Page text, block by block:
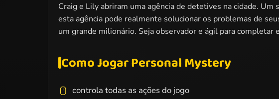
Craig e Lily abriram uma agência de detetives na cidade.
esta agência pode realmente solucionar os problemas de
um grande milionário. Seja observador e ágil para
Como Jogar Personal Mystery
controla todas as ações do jogo